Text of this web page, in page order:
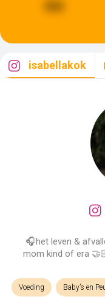
466
isabellakok
🎧het leven &
mom kind of era
Voeding Baby’s en